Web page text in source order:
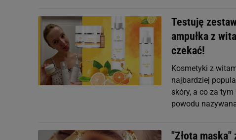
Testuję
ampułka z
czekać!
Kosmetyki z
najbardziej
skóry, a co za
powodu
"Złota